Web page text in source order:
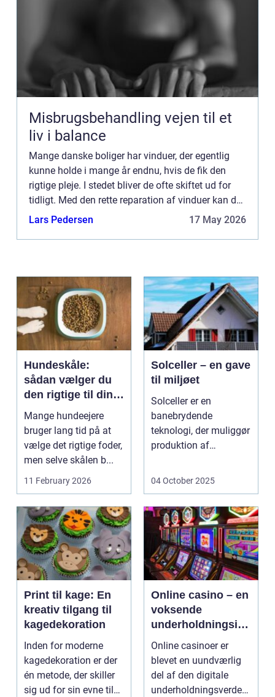
Misbrugsbehandling vejen til et
liv i balance
Mange danske boliger har vinduer, der egentlig
kunne holde i mange år endnu, hvis de fik den
rigtige pleje. I stedet bliver de ofte skiftet ud for
tidligt. Med den rette reparation af vinduer kan du
bevare husets oprindelige udtryk, forbedre ko...
Lars Pedersen 17 May 2026
Hundeskåle:
sådan vælger du
den rigtige til din
hund
Mange hundeejere
bruger lang tid på at
vælge det rigtige foder,
men selve skålen b...
11 February 2026
Solceller – en gave
til miljøet
Solceller er en
banebrydende
teknologi, der muliggør
produktion af
udnytt...
04 October 2025
Print til kage: En
kreativ tilgang til
kagedekoration
Inden for moderne
kagedekoration er der
én metode, der skiller
sig ud for sin evne til
Online casino – en
voksende
underholdningsind
ustri
Online casinoer er
blevet en uundværlig
del af den digitale
underholdningsverden.